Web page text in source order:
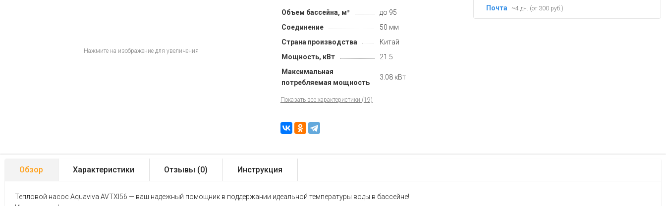
Нажмите на изображение для увеличения
Объем бассейна, м³
до 95
Соединение
50 мм
Страна производства
Китай
Мощность, кВт
21.5
Максимальная
потребляемая мощность
3.08 кВт
Показать все характеристики (19)
Почта ~4 дн. (от 300 руб.)
Обзор Характеристики Отзывы (0) Инструкция
Тепловой насос Aquaviva AVTXI56 — ваш надежный помощник в поддержании идеальной температуры воды в бассейне!